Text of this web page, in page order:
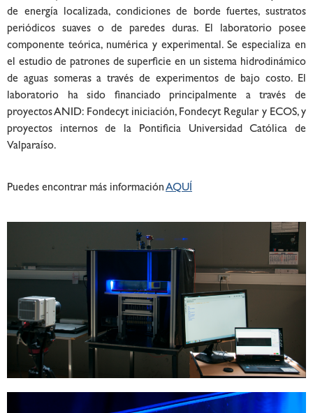
de energía localizada, condiciones de borde fuertes, sustratos
periódicos suaves o de paredes duras. El laboratorio posee
componente teórica, numérica y experimental. Se especializa en
el estudio de patrones de superficie en un sistema hidrodinámico
de aguas someras a través de experimentos de bajo costo. El
laboratorio ha sido financiado principalmente a través de
proyectos ANID: Fondecyt iniciación, Fondecyt Regular y ECOS, y
proyectos internos de la Pontificia Universidad Católica de
Valparaíso.
Puedes encontrar más informaciónAQUÍ